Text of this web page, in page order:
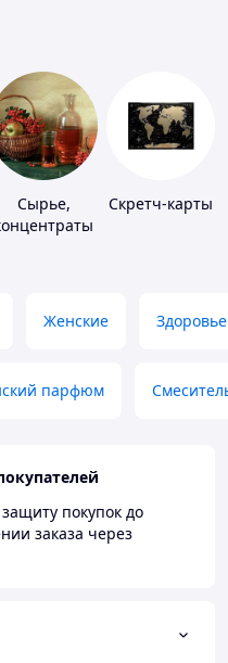
Сырье,
Скретч-карты
Женские Здоровье
парфюм
покупок до
заказа через